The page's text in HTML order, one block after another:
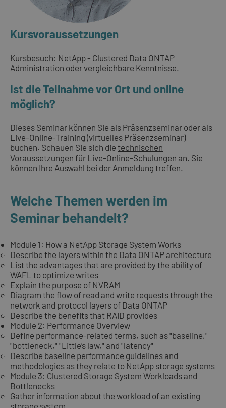
Kursvoraussetzungen
Kursbesuch: NetApp - Clustered Data ONTAP
Administration oder vergleichbare Kenntnisse.
Ist die Teilnahme vor Ort und online
möglich?
Dieses Seminar können Sie als Präsenzseminar oder als
Live-Online-Training (virtuelles Präsenzseminar)
buchen. Schauen Sie sich die technischen
Voraussetzungen für Live-Online-Schulungen an. Sie
können Ihre Auswahl bei der Anmeldung treffen.
Welche Themen werden im
Seminar behandelt?
Module 1: How a NetApp Storage System Works
Describe the layers within the Data ONTAP architecture
List the advantages that are provided by the ability of
WAFL to optimize writes
Explain the purpose of NVRAM
Diagram the flow of read and write requests through the
network and protocol layers of Data ONTAP
Describe the benefits that RAID provides
Module 2: Performance Overview
Define performance-related terms, such as "baseline,"
"bottleneck," "Little’s law," and "latency"
Describe baseline performance guidelines and
methodologies as they relate to NetApp storage systems
Module 3: Clustered Storage System Workloads and
Bottlenecks
Gather information about the workload of an existing
storage system